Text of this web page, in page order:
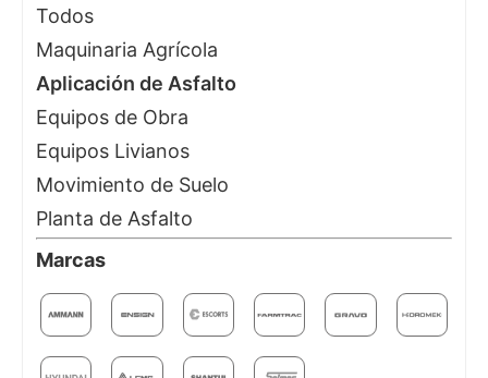
Todos
Maquinaria Agrícola
Aplicación de Asfalto
Equipos de Obra
Equipos Livianos
Movimiento de Suelo
Planta de Asfalto
Marcas